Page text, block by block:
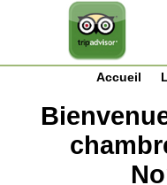
Accueil